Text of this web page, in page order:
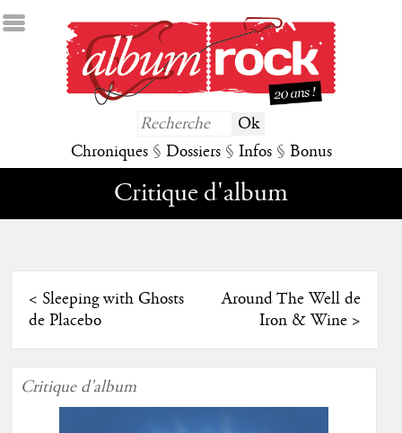
Chroniques § Dossiers § Infos § Bonus
Critique d'album
< Sleeping with Ghosts
de Placebo
Around The Well de
Iron & Wine>
Critique d'album